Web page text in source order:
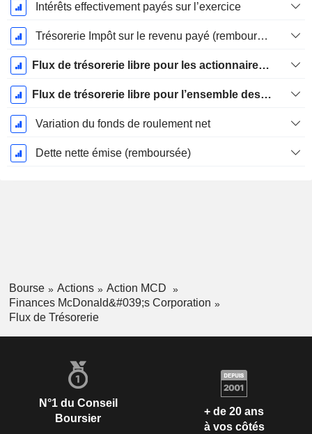
Intérêts effectivement payés sur l’exercice
Trésorerie Impôt sur le revenu payé (remboursement)Impôt effectivement payé (remboursé) sur l’exercice
Flux de trésorerie libre pour les actionnaires FCFE
Flux de trésorerie libre pour l’ensemble des pourvoyeurs de fonds (créanciers et actionnaires) FCFF
Variation du fonds de roulement net
Dette nette émise (remboursée)
Bourse Actions
Action MCD
Finances McDonald&#039;s Corporation
Flux de Trésorerie
N°1 du Conseil
Boursier
+ de 20 ans
à vos côtés